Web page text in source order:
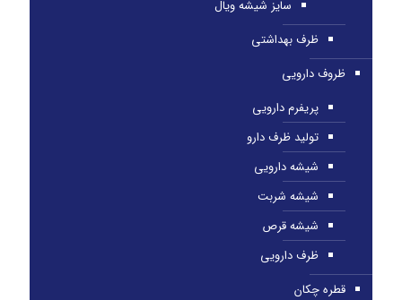
سایز شیشه ویال
ظرف بهداشتی
ظروف دارویی
پریفرم دارویی
تولید ظرف دارو
شیشه دارویی
شیشه شربت
شیشه قرص
ظرف دارویی
قطره چکان